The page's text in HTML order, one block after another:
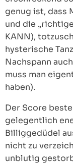
genug ist, dass
und die
KANN),
hysterische
Nachspann
muss man
haben).
Der Score
gelegentlich
Billiggedüdel
nicht zu
unblutig